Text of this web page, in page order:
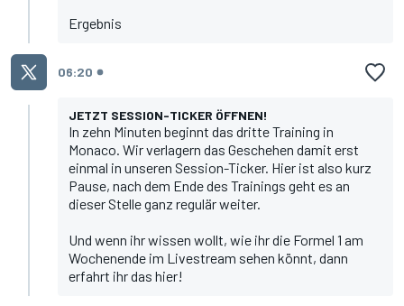
Ergebnis
06:20
JETZT SESSION-TICKER ÖFFNEN!
In zehn Minuten beginnt das dritte Training in
Monaco. Wir verlagern das Geschehen damit erst
einmal in unseren Session-Ticker. Hier ist also kurz
Pause, nach dem Ende des Trainings geht es an
dieser Stelle ganz regulär weiter.
Und wenn ihr wissen wollt, wie ihr die Formel 1 am
Wochenende im Livestream sehen könnt, dann
erfahrt ihr das hier!